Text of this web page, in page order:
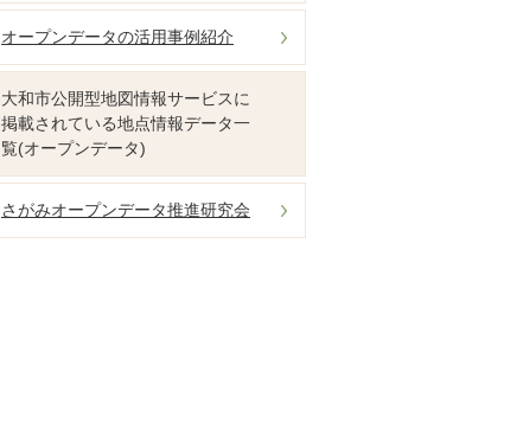
オープンデータの活用事例紹介
大和市公開型地図情報サービスに
掲載されている地点情報データ一
覧(オープンデータ)
さがみオープンデータ推進研究会